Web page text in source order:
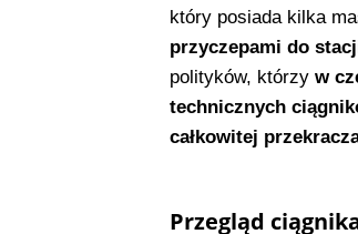
który posiada kilka
przyczepami do
polityków, którzy w
technicznych
całkowitej
Przegląd